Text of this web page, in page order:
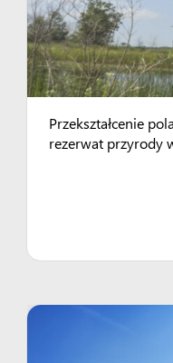
Przekształcenie
rezerwat przyrody